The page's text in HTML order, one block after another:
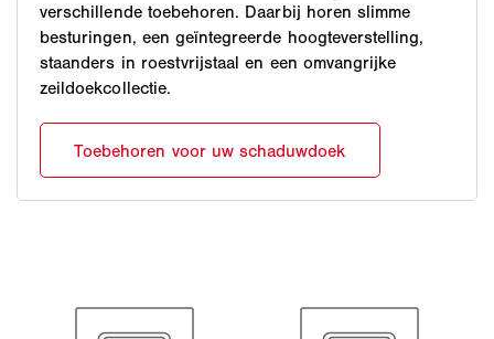
verschillende toebehoren. Daarbij horen slimme
besturingen, een geïntegreerde hoogteverstelling,
staanders in roestvrijstaal en een omvangrijke
zeildoekcollectie.